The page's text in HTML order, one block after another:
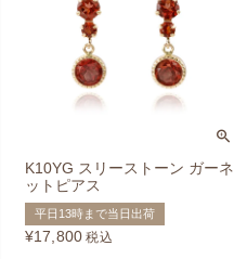
K10YG スリーストーン ガーネ
ットピアス
平日13時まで当日出荷
¥17,800 税込